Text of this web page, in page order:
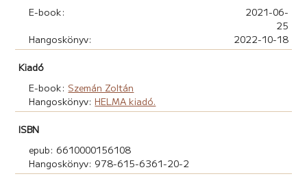
E-book:
2021-06-
25
Hangoskönyv:
2022-10-18
Kiadó
E-book: Szemán Zoltán
Hangoskönyv: HELMA kiadó.
ISBN
epub: 6610000156108
Hangoskönyv: 978-615-6361-20-2